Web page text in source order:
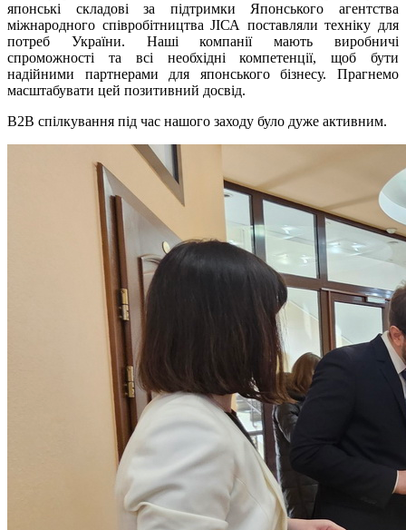
японські складові за підтримки Японського агентства
міжнародного співробітництва ЈІСА поставляли техніку для
потреб України. Наші компанії мають виробничі
спроможності та всі необхідні компетенції, щоб бути
надійними партнерами для японського бізнесу. Прагнемо
масштабувати цей позитивний досвід.
В2В спілкування під час нашого заходу було дуже активним.